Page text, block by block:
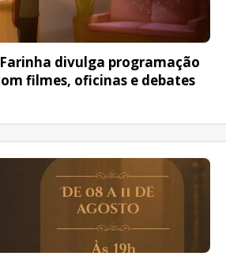
divulga programação
filmes, oficinas e debates